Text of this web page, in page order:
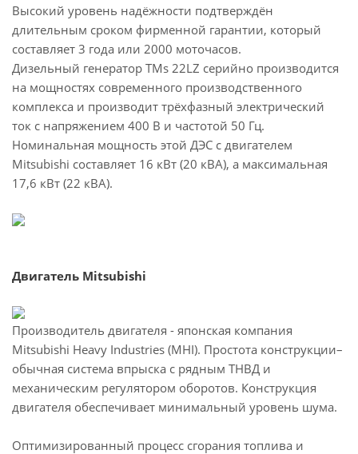
Высокий уровень надёжности подтверждён
длительным сроком фирменной гарантии, который
составляет 3 года или 2000 моточасов.
Дизельный генератор TMs 22LZ серийно производится
на мощностях современного производственного
комплекса и производит трёхфазный электрический
ток с напряжением 400 В и частотой 50 Гц.
Номинальная мощность этой ДЭС с двигателем
Mitsubishi составляет 16 кВт (20 кВА), а максимальная
17,6 кВт (22 кВА).
Двигатель Mitsubishi
Производитель двигателя - японская компания
Mitsubishi Heavy Industries (MHI). Простота конструкции–
обычная система впрыска с рядным ТНВД и
механическим регулятором оборотов. Конструкция
двигателя обеспечивает минимальный уровень шума.
Оптимизированный процесс сгорания топлива и